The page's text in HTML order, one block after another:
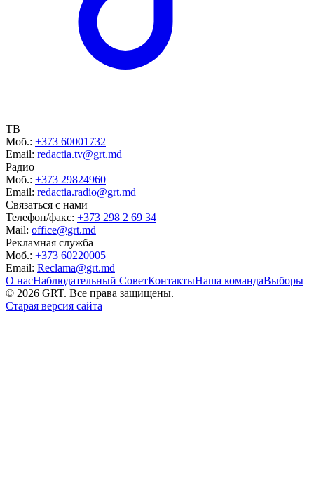
ТВ
Моб.: +373 60001732
Email: redactia.tv@grt.md
Радио
Моб.: +373 29824960
Email: redactia.radio@grt.md
Связаться с нами
Телефон/факс: +373 298 2 69 34
Mail: office@grt.md
Рекламная служба
Моб.: +373 60220005
Email: Reclama@grt.md
О насНаблюдательный СоветКонтактыНаша командаВыборы
© 2026 GRT. Все права защищены.
Старая версия сайта